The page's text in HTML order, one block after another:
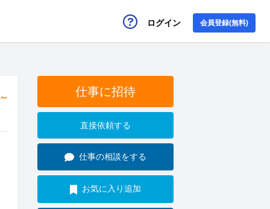
ログイン 会員登録(無料)
仕事に招待
直接依頼する
仕事の相談をする
お気に入り追加